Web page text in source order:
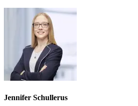
Jennifer Schullerus